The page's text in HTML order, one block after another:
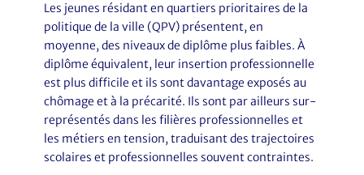
Les jeunes résidant en quartiers prioritaires de la
politique de la ville (QPV) présentent, en
moyenne, des niveaux de diplôme plus faibles. À
diplôme équivalent, leur insertion professionnelle
est plus difficile et ils sont davantage exposés au
chômage et à la précarité. Ils sont par ailleurs sur-
représentés dans les filières professionnelles et
les métiers en tension, traduisant des trajectoires
scolaires et professionnelles souvent contraintes.